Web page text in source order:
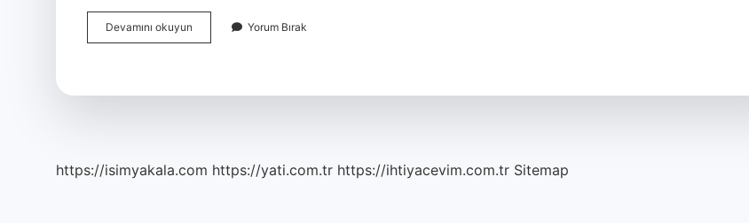
Devamını okuyun
Kirliliği
Yorum Bırak
https://isimyakala.com https://yati.com.tr https://ihtiyacevim.com.tr Sitemap